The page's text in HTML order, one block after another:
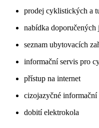
prodej cyklistických a
nabídka
seznam ubytovacích
informační servis pro
přístup na internet
cizojazyčné informační
dobití elektrokola